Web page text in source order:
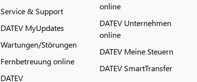
Service & Support
DATEV MyUpdates
Wartungen/Störungen
Fernbetreuung online
DATEV
online
DATEV Unternehmen
online
DATEV Meine Steuern
DATEV SmartTransfer